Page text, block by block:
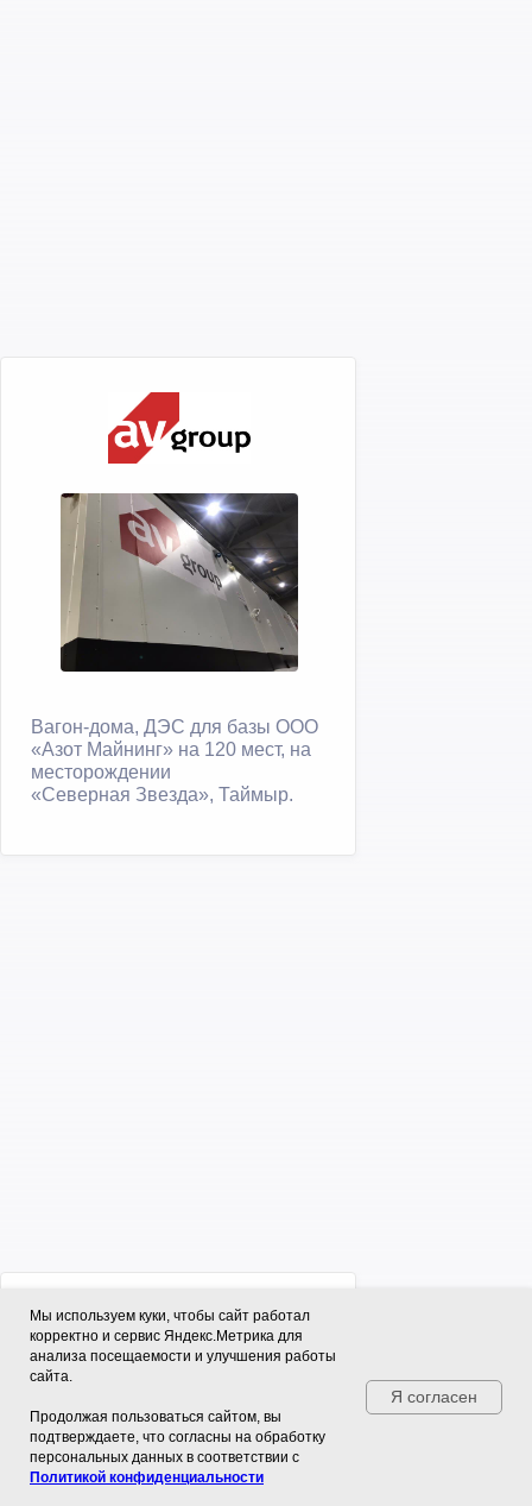
Вагон-дома, ДЭС для базы ООО
«Азот Майнинг» на 120 мест, на
месторождении
«Северная Звезда», Таймыр.
Мы используем куки, чтобы сайт работал
корректно и сервис Яндекс.Метрика для
анализа посещаемости и улучшения работы
сайта.
Продолжая пользоваться сайтом, вы
подтверждаете, что согласны на обработку
персональных данных в соответствии с
Политикой конфиденциальности
Я согласен